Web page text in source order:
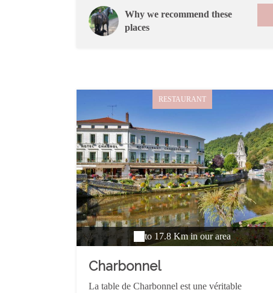
pigeonniers, fontaine Saint-Sicaire, grotte
sculptée dite « grotte du Jugement Dernier »
avec des bas-reliefs.
Why we recommend these
places
RESTAURANT
to 17.8 Km in our area
Charbonnel
La table de Charbonnel est une véritable